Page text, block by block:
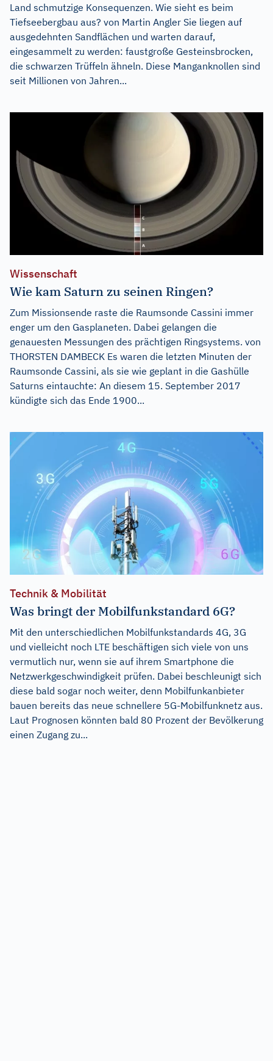
Land schmutzige Konsequenzen. Wie sieht es beim
Tiefseebergbau aus? von Martin Angler Sie liegen auf
ausgedehnten Sandflächen und warten darauf,
eingesammelt zu werden: faustgroße Gesteinsbrocken,
die schwarzen Trüffeln ähneln. Diese Manganknollen sind
seit Millionen von Jahren...
Wissenschaft
Wie kam Saturn zu seinen Ringen?
Zum Missionsende raste die Raumsonde Cassini immer
enger um den Gasplaneten. Dabei gelangen die
genauesten Messungen des prächtigen Ringsystems. von
THORSTEN DAMBECK Es waren die letzten Minuten der
Raumsonde Cassini, als sie wie geplant in die Gashülle
Saturns eintauchte: An diesem 15. September 2017
kündigte sich das Ende 1900...
Technik & Mobilität
Was bringt der Mobilfunkstandard 6G?
Mit den unterschiedlichen Mobilfunkstandards 4G, 3G
und vielleicht noch LTE beschäftigen sich viele von uns
vermutlich nur, wenn sie auf ihrem Smartphone die
Netzwerkgeschwindigkeit prüfen. Dabei beschleunigt sich
diese bald sogar noch weiter, denn Mobilfunkanbieter
bauen bereits das neue schnellere 5G-Mobilfunknetz aus.
Laut Prognosen könnten bald 80 Prozent der Bevölkerung
einen Zugang zu...